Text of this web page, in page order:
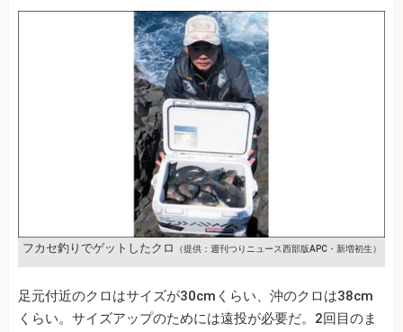
フカセ釣りでゲットしたクロ （提供：週刊つりニュース西部版APC・新増初生）
足元付近のクロはサイズが30cmくらい、沖のクロは38cm
くらい。サイズアップのためには遠投が必要だ。2回目のま